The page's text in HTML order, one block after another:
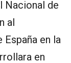
Nacional de
al
en la
en